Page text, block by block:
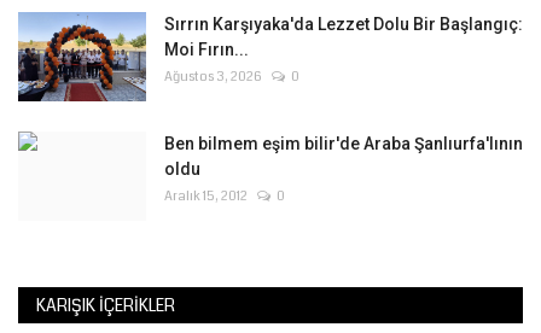
Sırrın Karşıyaka'da Lezzet Dolu Bir Başlangıç:
Moi Fırın...
Ağustos 3, 2026 0
Ben bilmem eşim bilir'de Araba Şanlıurfa'lının
oldu
Aralık 15, 2012 0
KARIŞIK İÇERIKLER